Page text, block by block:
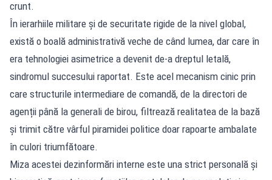
crunt.
În ierarhiile militare și de securitate rigide de la nivel global,
există o boală administrativă veche de când lumea, dar care în
era tehnologiei asimetrice a devenit de-a dreptul letală,
sindromul succesului raportat. Este acel mecanism cinic prin
care structurile intermediare de comandă, de la directori de
agenții până la generali de birou, filtrează realitatea de la bază
și trimit către vârful piramidei politice doar rapoarte ambalate
în culori triumfătoare.
Miza acestei dezinformări interne este una strict personală și